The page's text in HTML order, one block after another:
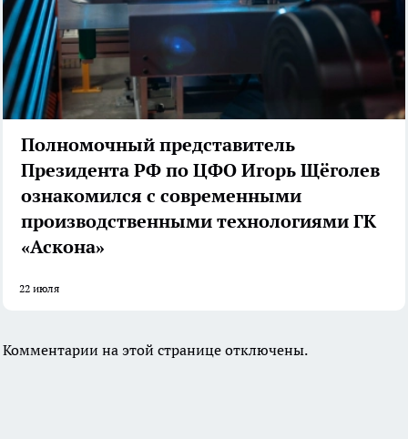
Полномочный представитель
Президента РФ по ЦФО Игорь Щёголев
ознакомился с современными
производственными технологиями ГК
«Аскона»
22 июля
Комментарии на этой странице отключены.